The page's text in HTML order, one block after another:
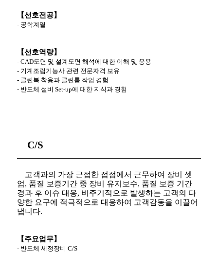
【선호전공】
- 공학계열
【선호역량】
- CAD도면 및 설계도면 해석에 대한 이해 및 응용
- 기계조립기능사 관련 전문자격 보유
- 클린복 착용과 클린룸 작업 경험
- 반도체 설비 Set-up에 대한 지식과 경험
C/S
고객과의 가장 근접한 접점에서 근무하여 장비 셋
업, 품질 보증기간 중 장비 유지보수, 품질 보증 기간
경과 후 이슈 대응, 비주기적으로 발생하는 고객의 다
양한 요구에 적극적으로 대응하여 고객감동을 이끌어
냅니다.
【주요업무】
- 반도체 세정장비 C/S